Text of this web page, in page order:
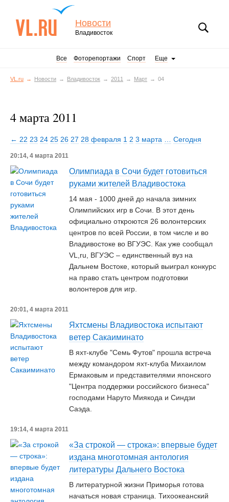
Новости
Владивосток
Все Фоторепортажи Спорт Еще
VL.ru Новости Владивосток 2011 Март 04
4 марта 2011
← 22 23 24 25 26 27 28 февраля 1 2 3 марта Сегодня
20:14, 4 марта 2011
Олимпиада в Сочи будет готовиться
руками жителей Владивостока
14 мая - 1000 дней до начала зимних
Олимпийских игр в Сочи. В этот день
официально откроются 26 волонтерских
центров по всей России, в том числе и во
Владивостоке во ВГУЭС. Как уже сообщал
VL,ru, ВГУЭС – единственный вуз на
Дальнем Востоке, который выиграл конкурс
на право стать центром подготовки
волонтеров для игр.
20:01, 4 марта 2011
Яхтсмены Владивостока испытают
ветер Сакаиминато
В яхт-клубе "Семь Футов" прошла встреча
между командором яхт-клуба Михаилом
Ермаковым и представителями японского
"Центра поддержки российского бизнеса"
господами Наруто Миякода и Синдзи
Саэда.
19:14, 4 марта 2011
«За строкой — строка»: впервые будет
издана многотомная антология
литературы Дальнего Востока
В литературной жизни Приморья готова
начаться новая страница. Тихоокеанский